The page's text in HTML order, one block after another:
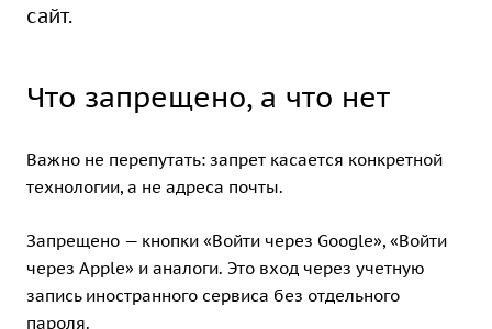
сайт.
Что запрещено, а что нет
Важно не перепутать: запрет касается конкретной
технологии, а не адреса почты.
Запрещено — кнопки «Войти через Google», «Войти
через Apple» и аналоги. Это вход через учетную
запись иностранного сервиса без отдельного
пароля.